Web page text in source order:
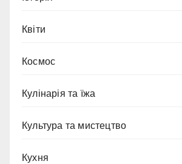
Квіти
Космос
Кулінарія та їжа
Культура та мистецтво
Кухня